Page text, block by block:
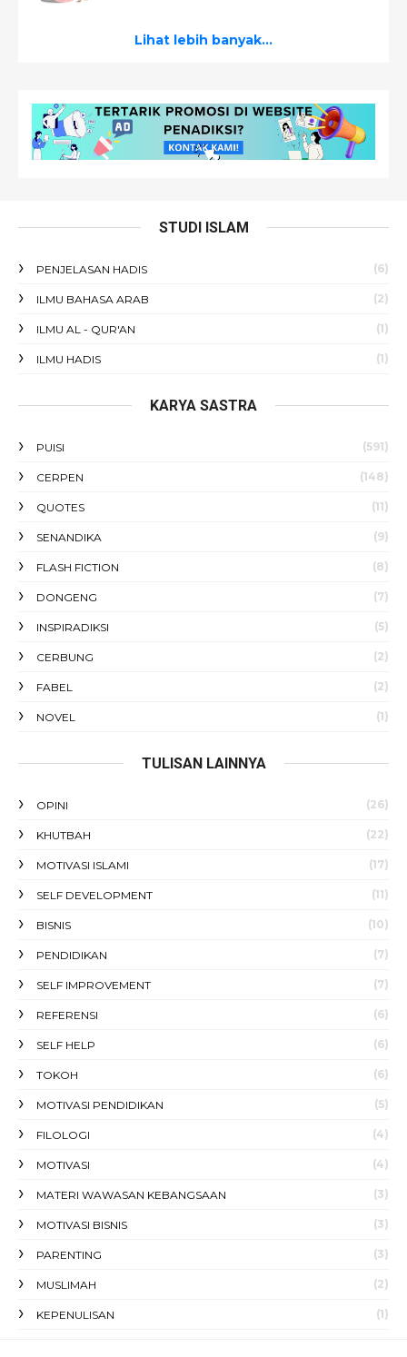
Lihat lebih banyak...
STUDI ISLAM
PENJELASAN HADIS (6)
ILMU BAHASA ARAB (2)
ILMU AL - QUR'AN (1)
ILMU HADIS (1)
KARYA SASTRA
PUISI (591)
CERPEN (148)
QUOTES (11)
SENANDIKA (9)
FLASH FICTION (8)
DONGENG (7)
INSPIRADIKSI (5)
CERBUNG (2)
FABEL (2)
NOVEL (1)
TULISAN LAINNYA
OPINI (26)
KHUTBAH (22)
MOTIVASI ISLAMI (17)
SELF DEVELOPMENT (11)
BISNIS (10)
PENDIDIKAN (7)
SELF IMPROVEMENT (7)
REFERENSI (6)
SELF HELP (6)
TOKOH (6)
MOTIVASI PENDIDIKAN (5)
FILOLOGI (4)
MOTIVASI (4)
MATERI WAWASAN KEBANGSAAN (3)
MOTIVASI BISNIS (3)
PARENTING (3)
MUSLIMAH (2)
KEPENULISAN (1)